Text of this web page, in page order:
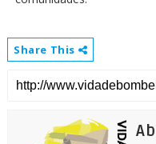
Share This